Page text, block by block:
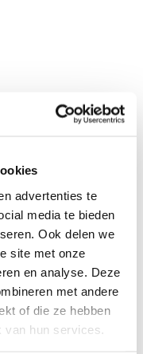
advertenties te
media te bieden
Ook delen we
site met onze
en analyse. Deze
met andere
of die ze hebben
hun services.
Je kunt ze
geurnoten in deze
de andere geuren kun
Dan kun je die per
te vullen.